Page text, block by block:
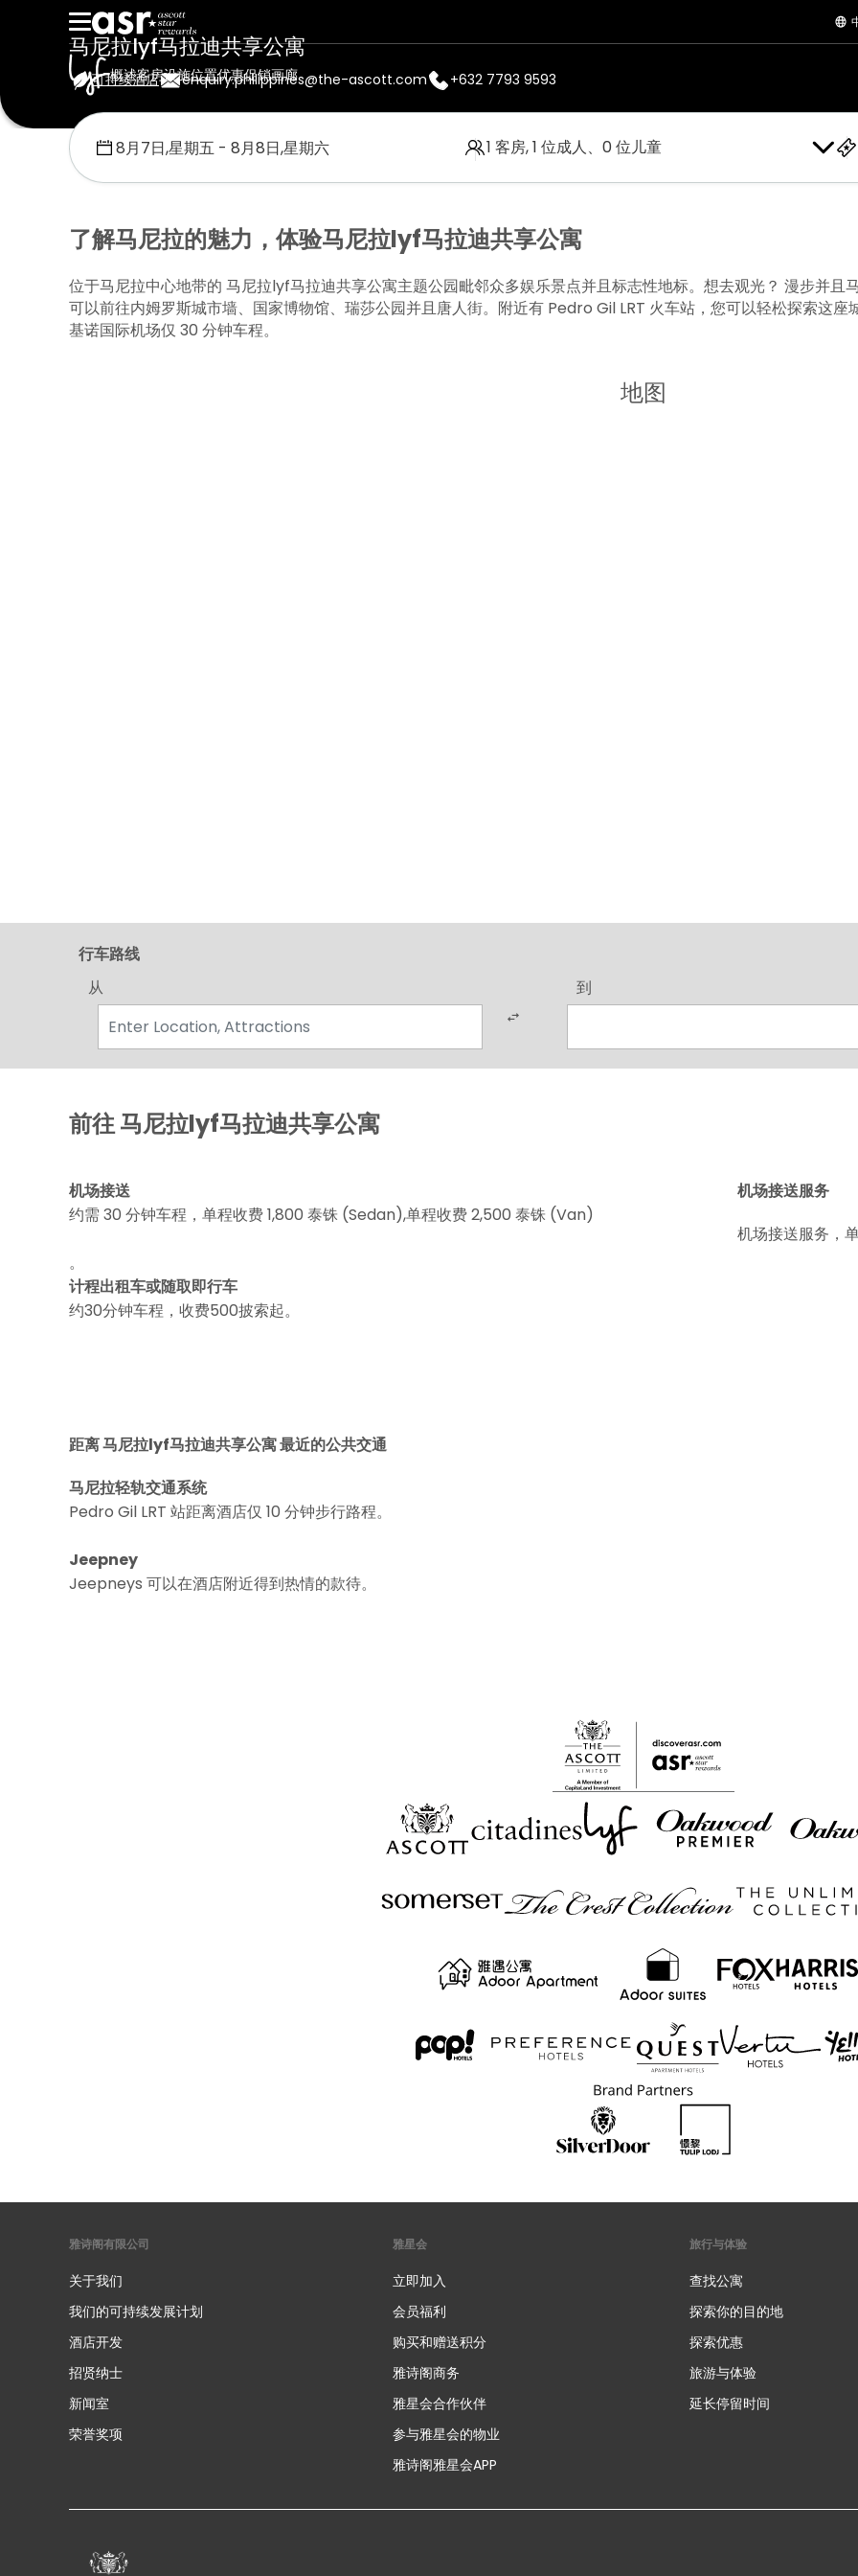
概述客房设施位置优惠促销画廊
1 客房, 1 位成人、0 位儿童
马尼拉lyf马拉迪共享公寓
可持续酒店 enquiry.philippines@the-ascott.com +632 7793 9593
首页 Lyf 马尼拉lyf马拉迪共享公寓 位置
了解马尼拉的魅力，体验马尼拉lyf马拉迪共享公寓
位于马尼拉中心地带的 马尼拉lyf马拉迪共享公寓主题公园毗邻众多娱乐景点并且标志性地标。想去观光？ 漫步并且
可以前往内姆罗斯城市墙、国家博物馆、瑞莎公园并且唐人街。附近有 Pedro Gil LRT 火车站，您可以轻松探索这座
基诺国际机场仅 30 分钟车程。
地图
行车路线
从
到
前往 马尼拉lyf马拉迪共享公寓
机场接送
约需 30 分钟车程，单程收费 1,800 泰铢 (Sedan),单程收费 2,500 泰铢 (Van)
。
计程出租车或随取即行车
约30分钟车程，收费500披索起。
机场接送服务
机场接送服务，
距离 马尼拉lyf马拉迪共享公寓 最近的公共交通
马尼拉轻轨交通系统
Pedro Gil LRT 站距离酒店仅 10 分钟步行路程。
Jeepney
Jeepneys 可以在酒店附近得到热情的款待。
雅诗阁有限公司
关于我们
我们的可持续发展计划
酒店开发
招贤纳士
新闻室
荣誉奖项
雅星会
立即加入
会员福利
购买和赠送积分
雅诗阁商务
雅星会合作伙伴
参与雅星会的物业
雅诗阁雅星会APP
旅行与体验
查找公寓
探索你的目的地
探索优惠
旅游与体验
延长停留时间